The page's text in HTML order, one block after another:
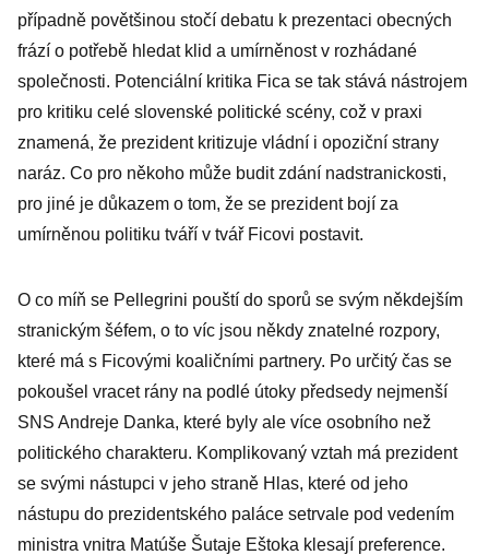
případně povětšinou stočí debatu k prezentaci obecných
frází o potřebě hledat klid a umírněnost v rozhádané
společnosti. Potenciální kritika Fica se tak stává nástrojem
pro kritiku celé slovenské politické scény, což v praxi
znamená, že prezident kritizuje vládní i opoziční strany
naráz. Co pro někoho může budit zdání nadstranickosti,
pro jiné je důkazem o tom, že se prezident bojí za
umírněnou politiku tváří v tvář Ficovi postavit.
O co míň se Pellegrini pouští do sporů se svým někdejším
stranickým šéfem, o to víc jsou někdy znatelné rozpory,
které má s Ficovými koaličními partnery. Po určitý čas se
pokoušel vracet rány na podlé útoky předsedy nejmenší
SNS Andreje Danka, které byly ale více osobního než
politického charakteru. Komplikovaný vztah má prezident
se svými nástupci v jeho straně Hlas, které od jeho
nástupu do prezidentského paláce setrvale pod vedením
ministra vnitra Matúše Šutaje Eštoka klesají preference.